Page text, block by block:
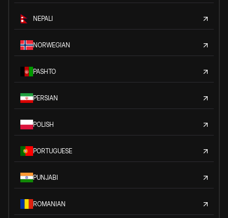
NEPALI
NORWEGIAN
PASHTO
PERSIAN
POLISH
PORTUGUESE
PUNJABI
ROMANIAN